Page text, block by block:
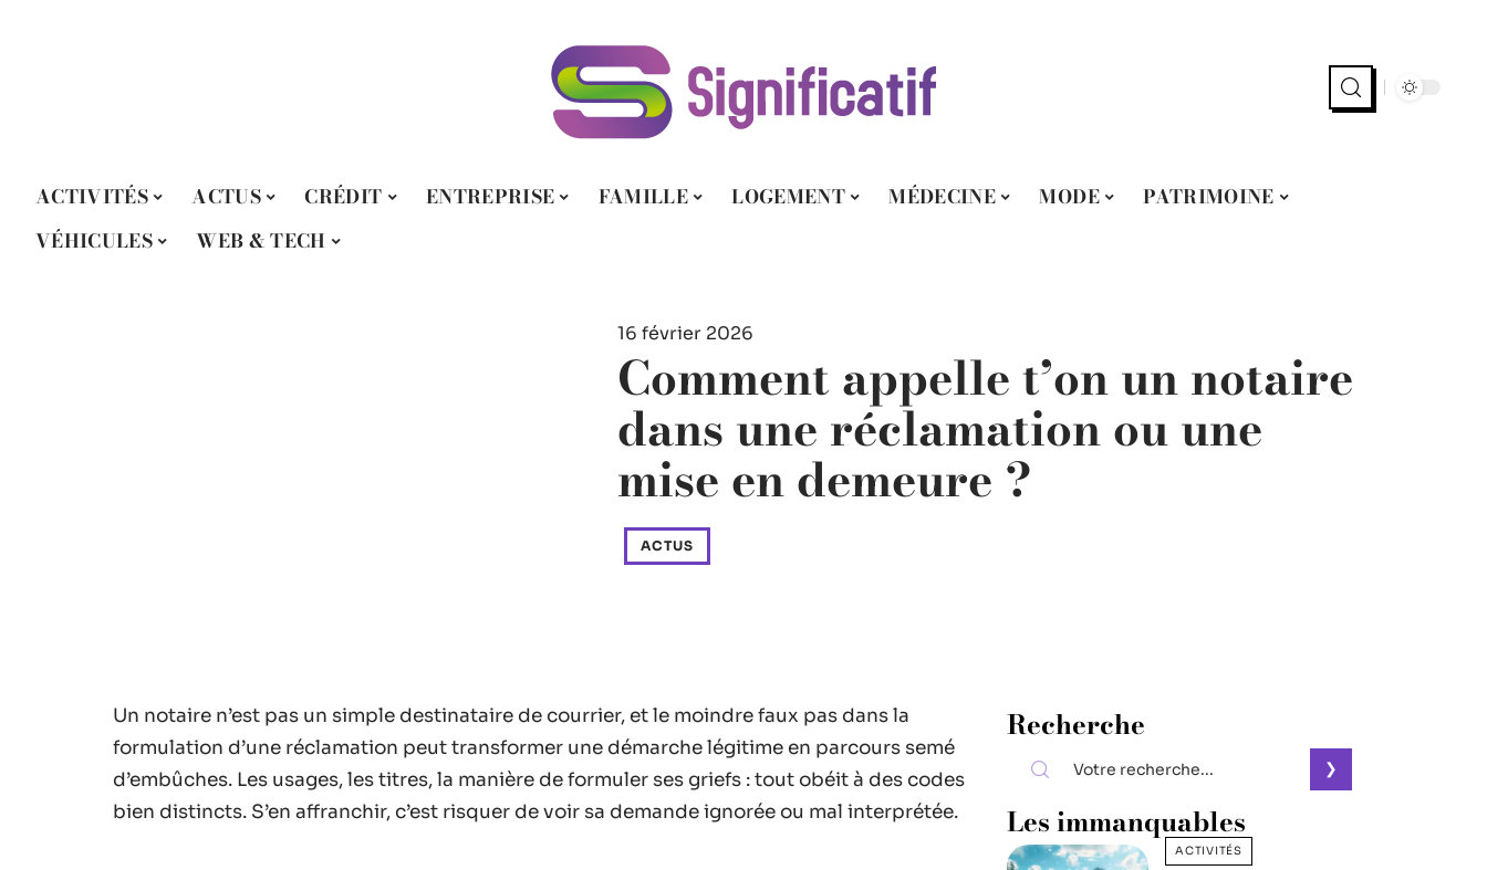
ACTIVITÉS ACTUS CRÉDIT ENTREPRISE FAMILLE LOGEMENT MÉDECINE MODE
PATRIMOINE
VÉHICULES
WEB & TECH
16 février 2026
Comment appelle t’on un notaire
dans une réclamation ou une
mise en demeure ?
ACTUS
Un notaire n’est pas un simple destinataire de courrier, et le moindre faux pas dans la
formulation d’une réclamation peut transformer une démarche légitime en parcours semé
d’embûches. Les usages, les titres, la manière de formuler ses griefs : tout obéit à des codes
bien distincts. S’en affranchir, c’est risquer de voir sa demande ignorée ou mal interprétée.
Recherche
Les immanquables
ACTIVITÉS